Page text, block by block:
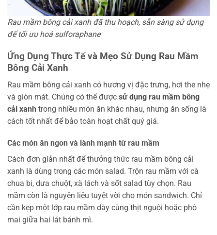
Rau mầm bông cải xanh đã thu hoạch, sẵn sàng sử dụng
để tối ưu hoá sulforaphane
Ứng Dụng Thực Tế và Mẹo Sử Dụng Rau Mầm
Bông Cải Xanh
Rau mầm bông cải xanh có hương vị đặc trưng, hơi the nhẹ
và giòn mát. Chúng có thể được sử dụng rau mầm bông
cải xanh trong nhiều món ăn khác nhau, nhưng ăn sống là
cách tốt nhất để bảo toàn hoạt chất quý giá.
Các món ăn ngon và lành mạnh từ rau mầm
Cách đơn giản nhất để thưởng thức rau mầm bông cải
xanh là dùng trong các món salad. Trộn rau mầm với cà
chua bi, dưa chuột, xà lách và sốt salad tùy chọn. Rau
mầm còn là nguyên liệu tuyệt vời cho món sandwich. Chỉ
cần kẹp một lớp rau mầm dày cùng thịt nguội hoặc phô
mai giữa hai lát bánh mì.